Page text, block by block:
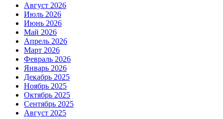
Август 2026
Июль 2026
Июнь 2026
Май 2026
Апрель 2026
Март 2026
Февраль 2026
Январь 2026
Декабрь 2025
Ноябрь 2025
Октябрь 2025
Сентябрь 2025
Август 2025